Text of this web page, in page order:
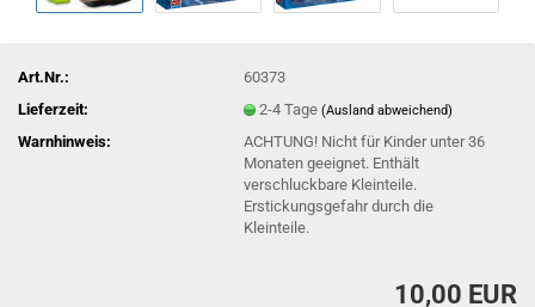
Art.Nr.:
60373
Lieferzeit:
2-4 Tage(Ausland abweichend)
Warnhinweis:
ACHTUNG! Nicht für Kinder unter 36
Monaten geeignet. Enthält
verschluckbare Kleinteile.
Erstickungsgefahr durch die
Kleinteile.
10,00 EUR